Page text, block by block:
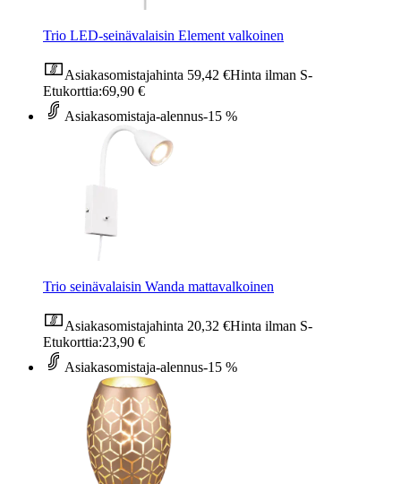
Trio LED-seinävalaisin Element valkoinen
Asiakasomistajahinta 59,42 €Hinta ilman S-
Etukorttia:69,90 €
Asiakasomistaja-alennus-15 %
Trio seinävalaisin Wanda mattavalkoinen
Asiakasomistajahinta 20,32 €Hinta ilman S-
Etukorttia:23,90 €
Asiakasomistaja-alennus-15 %